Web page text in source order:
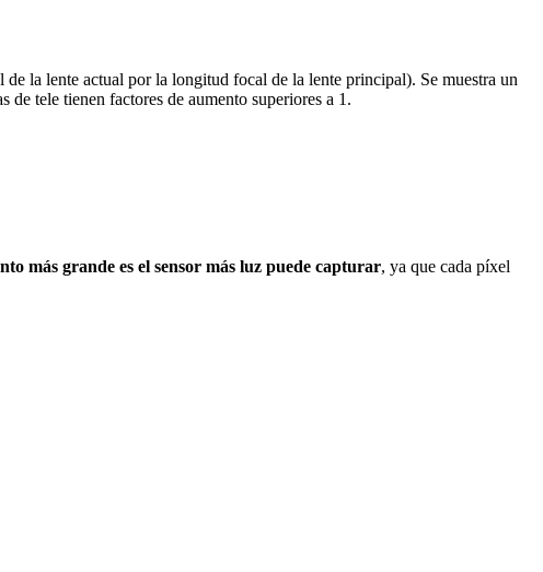
la lente actual por la longitud focal de la lente principal). Se muestra un
de tele tienen factores de aumento superiores a 1.
más grande es el sensor más luz puede capturar, ya que cada píxel